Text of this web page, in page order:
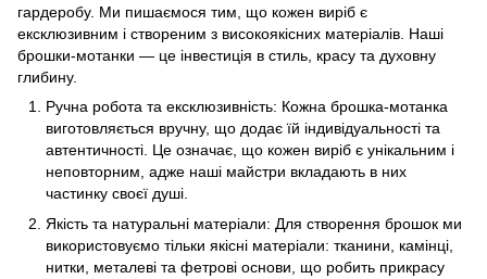
гардеробу. Ми пишаємося тим, що кожен виріб є
ексклюзивним і створеним з високоякісних матеріалів. Наші
брошки-мотанки — це інвестиція в стиль, красу та духовну
глибину.
Ручна робота та ексклюзивність: Кожна брошка-мотанка
виготовляється вручну, що додає їй індивідуальності та
автентичності. Це означає, що кожен виріб є унікальним і
неповторним, адже наші майстри вкладають в них
частинку своєї душі.
Якість та натуральні матеріали: Для створення брошок ми
використовуємо тільки якісні матеріали: тканини, камінці,
нитки, металеві та фетрові основи, що робить прикрасу